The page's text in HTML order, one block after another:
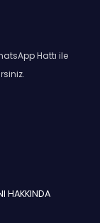
Hattı ile
HAKKINDA